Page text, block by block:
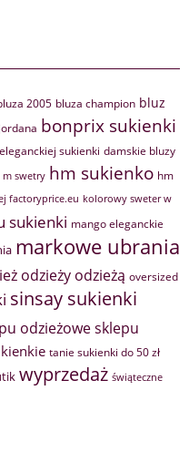
2005 bluza champion bluz
bonprix sukienki
sukienki damskie bluzy
m swetry hm sukienko hm
factoryprice.eu kolorowy sweter w
sukienki mango eleganckie
markowe ubrania
odzieży odzieżą oversized
sinsay sukienki
odzieżowesklepu
tanie sukienki do 50 zł
wyprzedaż świąteczne